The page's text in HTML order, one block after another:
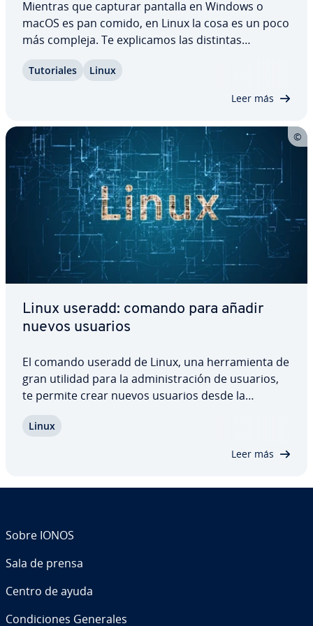
Mientras que capturar pantalla en Windows o
macOS es pan comido, en Linux la cosa es un poco
más compleja. Te ex­pli­ca­mos las distintas
Linux de manera rápida y pro­fe­sio­nal, y te
Tu­to­ria­les Linux
Leer más
Linux useradd: comando para añadir
nuevos usuarios
El comando useradd de Linux, una he­rra­mie­n­ta de
gran utilidad para la ad­mi­ni­s­tra­ción de usuarios,
te permite crear nuevos usuarios desde la
utilizar el comando, así como qué opciones te
Linux
Leer más
Sobre IONOS
Sala de prensa
Centro de ayuda
Co­n­di­cio­nes Generales